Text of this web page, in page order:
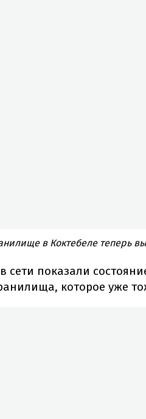
в Коктебеле теперь
сети показали
которое уже